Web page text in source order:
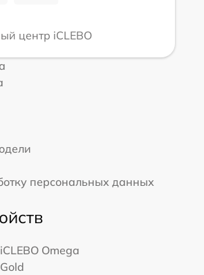
центр iCLEBO
персональных данных
iCLEBO Omega
Gold